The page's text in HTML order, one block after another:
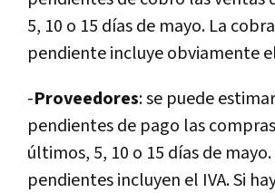
5, 10 o 15 días de mayo. La
pendiente incluye obviamente
-Proveedores: se puede
pendientes de pago las
últimos, 5, 10 o 15 días de
pendientes incluyen el IVA. Si